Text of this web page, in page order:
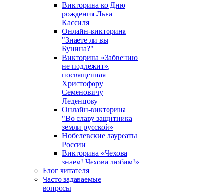
Викторина ко Дню
рождения Льва
Кассиля
Онлайн-викторина
"Знаете ли вы
Бунина?"
Викторина «Забвению
не подлежит»,
посвященная
Христофору
Семеновичу
Леденцову
Онлайн-викторина
"Во славу защитника
земли русской»
Нобелевские лауреаты
России
Викторина «Чехова
знаем! Чехова любим!»
Блог читателя
Часто задаваемые
вопросы